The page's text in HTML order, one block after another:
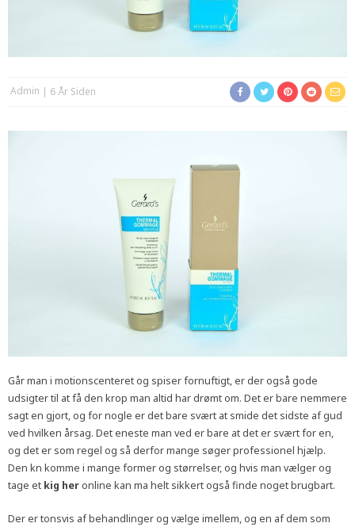
Admin 6 År Siden
Går man i motionscenteret og spiser fornuftigt, er der også gode
udsigter til at få den krop man altid har drømt om. Det er bare nemmere
sagt en gjort, og for nogle er det bare svært at smide det sidste af gud
ved hvilken årsag. Det eneste man ved er bare at det er svært for en,
og det er som regel og så derfor mange søger professionel hjælp.
Den kn komme i mange former og størrelser, og hvis man vælger og
tage et kig heronline kan ma helt sikkert også finde noget brugbart.
Der er tonsvis af behandlinger og vælge imellem, og en af dem som